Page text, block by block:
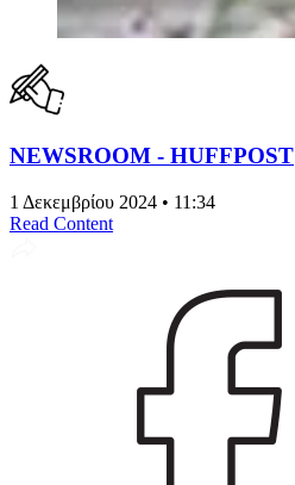
NEWSROOM - HUFFPOST
1 Δεκεμβρίου 2024 • 11:34
Read Content